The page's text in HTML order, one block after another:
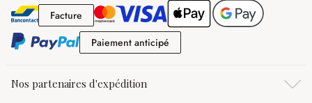
FactureFacture
Paiement anticipé
Nos partenaires d'expédition